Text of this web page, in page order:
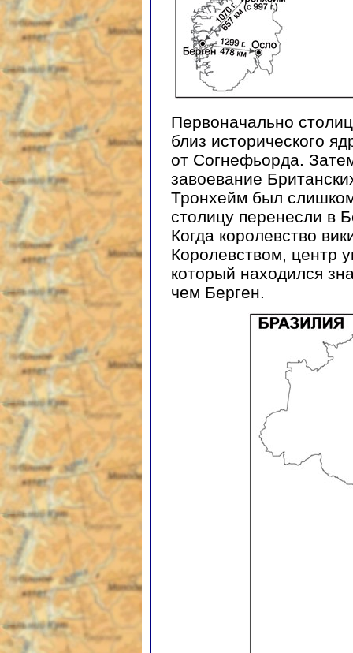
Первоначально
близ исторического
от Согнефьорда.
завоевание
Тронхейм был
столицу перенесли в
Когда королевство
Королевством, центр
который находился
чем Берген.